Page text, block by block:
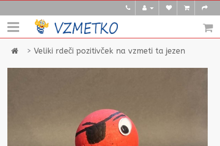
Veliki rdeči pozitivček na vzmeti ta jezen